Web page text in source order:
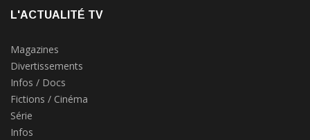
L'ACTUALITÉ TV
Magazines
Divertissements
Infos / Docs
Fictions / Cinéma
Série
Infos